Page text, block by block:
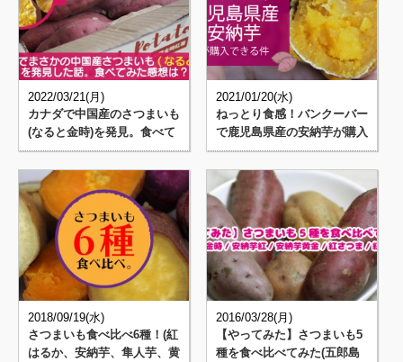
2022/03/21(月)
カナダで中国産のさつまいも
(なると金時)を発見。食べて
みた感想
2021/01/20(水)
ねっとり食感！バンクーバー
で鹿児島県産の安納芋が購入
できるー！
2018/09/19(水)
さつまいも食べ比べ6種！(紅
はるか、安納芋、隼人芋、黄
2016/03/28(月)
【やってみた】さつまいも5
種を食べ比べてみた(五郎島